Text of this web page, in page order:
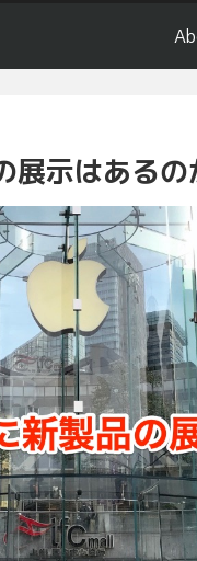
示はあるの